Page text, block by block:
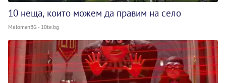
10 неща, които можем да правим на село
MelomanBG - 10te.bg